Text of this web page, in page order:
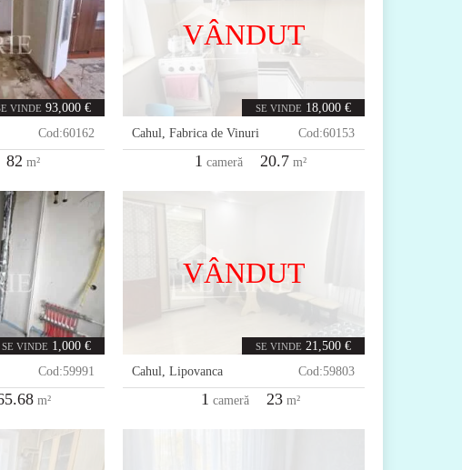
VINDE 93,000 €
Cod:60162
82 m²
VÂNDUT
SE VINDE 18,000 €
Cahul,Fabrica de Vinuri Cod:60153
1 cameră 20.7 m²
SE VINDE 1,000 €
Cod:59991
m²
VÂNDUT
SE VINDE 21,500 €
Cahul,Lipovanca Cod:59803
1 cameră 23 m²